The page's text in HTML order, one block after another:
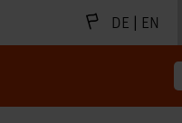
DE | EN